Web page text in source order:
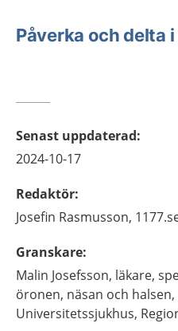
Påverka och delta
Senast uppdaterad:
2024-10-17
Redaktör:
Josefin Rasmusson,
Granskare:
Malin Josefsson, läkare,
öronen, näsan och halsen,
Universitetssjukhus,